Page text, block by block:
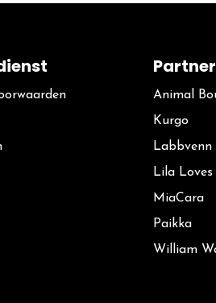
Animal
Kurgo
La​bbvenn
Lila
MiaCara
Paikka
William